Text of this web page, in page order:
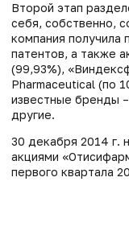
Второй этап
себя, собственно,
компания получила
патентов, а также
(99,93%),
Pharmaceutical (по
известные бренды
другие.
30 декабря 2014 г.
акциями
первого квартала